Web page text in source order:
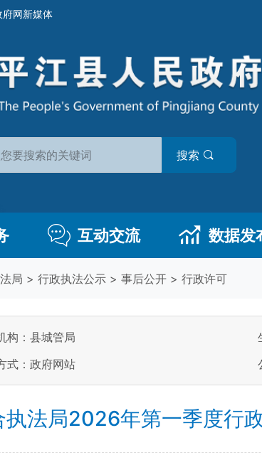
府网新媒体
搜索
互动交流 数据发
局 > 行政执法公示 > 事后公开 > 行政许可
构：县城管局
式：政府网站
法局2026年第一季度行